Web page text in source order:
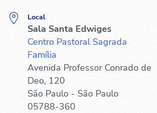
Local
Sala Santa Edwiges
Centro Pastoral Sagrada
Família
Avenida Professor Conrado de
Deo, 120
São Paulo - São Paulo
05788-360